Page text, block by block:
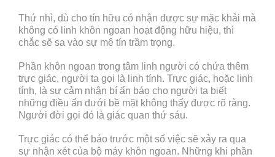
Thứ nhì, dù cho tín hữu có nhận được sự mặc khải mà
không có linh khôn ngoan hoạt động hữu hiệu, thì
chắc sẽ sa vào sự mê tín trầm trọng.
Phần khôn ngoan trong tâm linh người có chứa thêm
trực giác, người ta gọi là linh tính. Trực giác, hoặc linh
tính, là sự cảm nhận bí ẩn báo cho người ta biết
những điều ẩn dưới bề mặt không thấy được rõ ràng.
Người đời gọi đó là giác quan thứ sáu.
Trực giác có thể báo trước một số việc sẽ xảy ra qua
sự nhận xét của bộ máy khôn ngoan. Những khi phần